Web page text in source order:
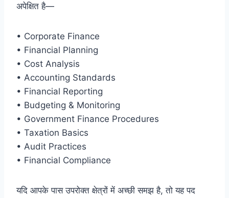
अपेक्षित है—
• Corporate Finance
• Financial Planning
• Cost Analysis
• Accounting Standards
• Financial Reporting
• Budgeting & Monitoring
• Government Finance Procedures
• Taxation Basics
• Audit Practices
• Financial Compliance
यदि आपके पास उपरोक्त क्षेत्रों में अच्छी समझ है, तो यह पद